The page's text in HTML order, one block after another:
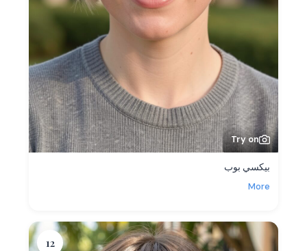
Try on
بيكسي بوب
More
12